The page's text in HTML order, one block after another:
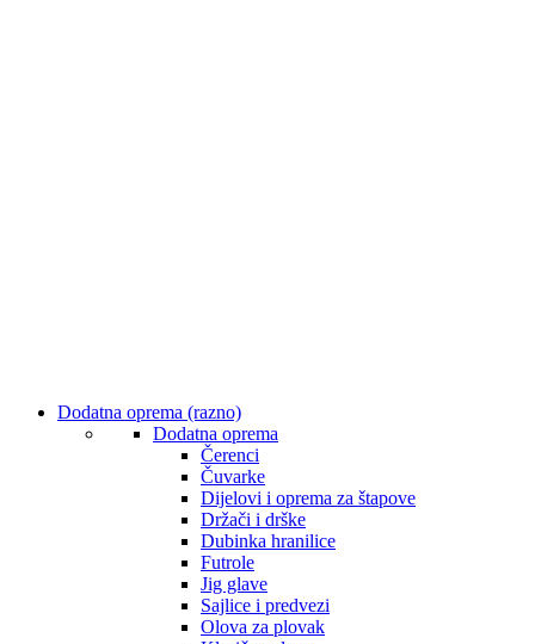
Dodatna oprema (razno)
Dodatna oprema
Čerenci
Čuvarke
Dijelovi i oprema za štapove
Držači i drške
Dubinka hranilice
Futrole
Jig glave
Sajlice i predvezi
Olova za plovak